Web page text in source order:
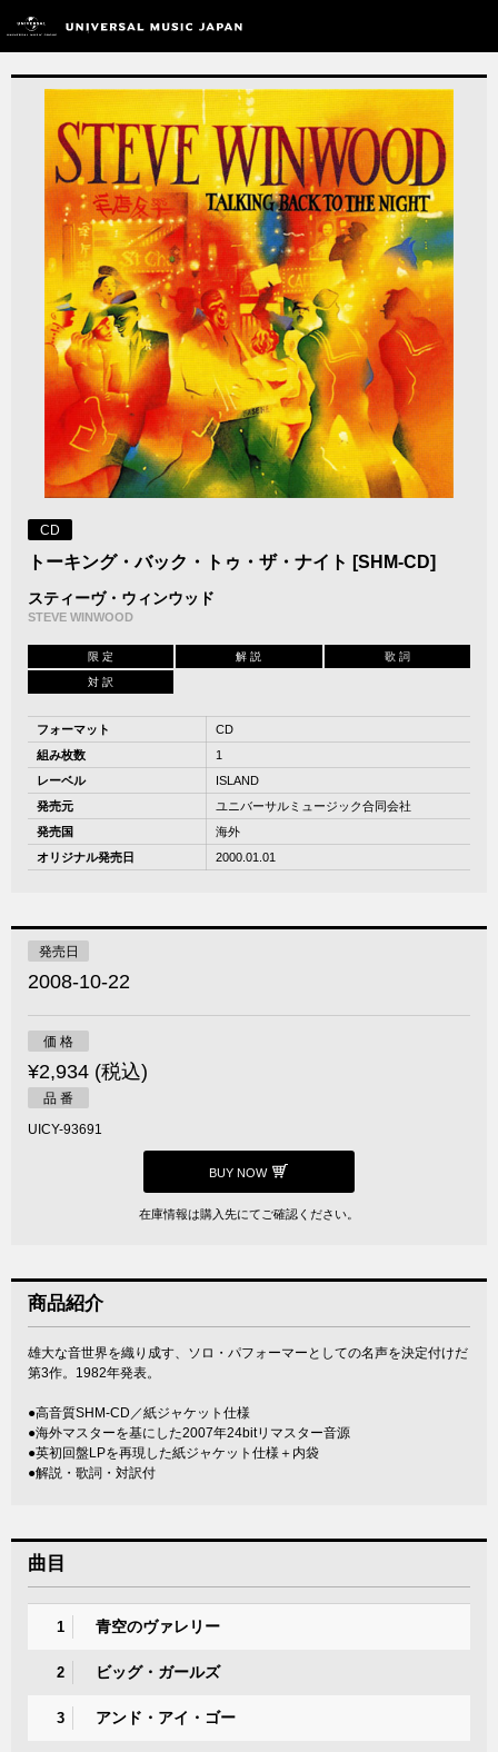
CD
トーキング・バック・トゥ・ザ・ナイト [SHM-CD]
スティーヴ・ウィンウッド
STEVE WINWOOD
限 定 解 説 歌 詞
対 訳
フォーマット
CD
組み枚数
1
レーベル
ISLAND
発売元
ユニバーサルミュージック合同会社
発売国
海外
オリジナル発売日
2000.01.01
発売日
2008-10-22
価 格
¥2,934 (税込)
品 番
UICY-93691
BUY NOW
在庫情報は購入先にてご確認ください。
商品紹介
雄大な音世界を織り成す、ソロ・パフォーマーとしての名声を決定付けだ
第3作。1982年発表。
●高音質SHM-CD／紙ジャケット仕様
●海外マスターを基にした2007年24bitリマスター音源
●英初回盤LPを再現した紙ジャケット仕様＋内袋
●解説・歌詞・対訳付
曲目
1 青空のヴァレリー
2 ビッグ・ガールズ
3 アンド・アイ・ゴー